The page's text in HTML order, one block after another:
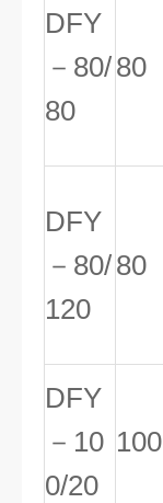
DFY
－80/
80
80
DFY
－80/
120
80
DFY
－10
0/20
100